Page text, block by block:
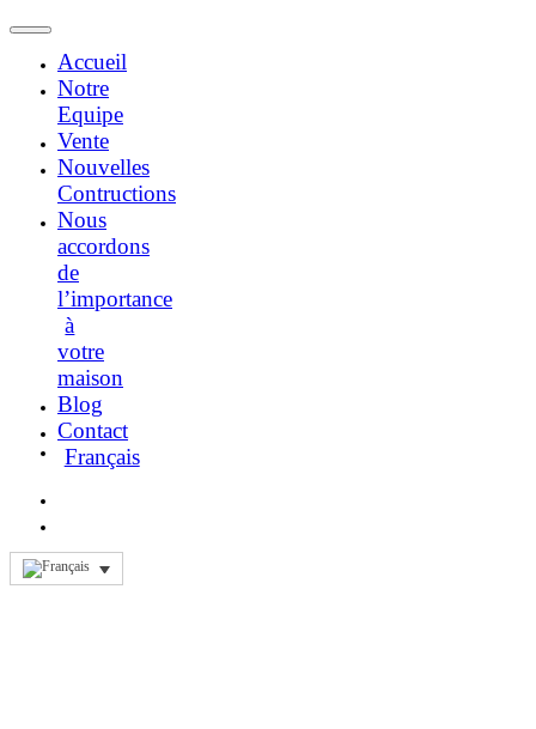
Accueil
Notre
Equipe
Vente
Nouvelles
Contructions
Nous
accordons
de
l’importance
à
votre
maison
Blog
Contact
Français